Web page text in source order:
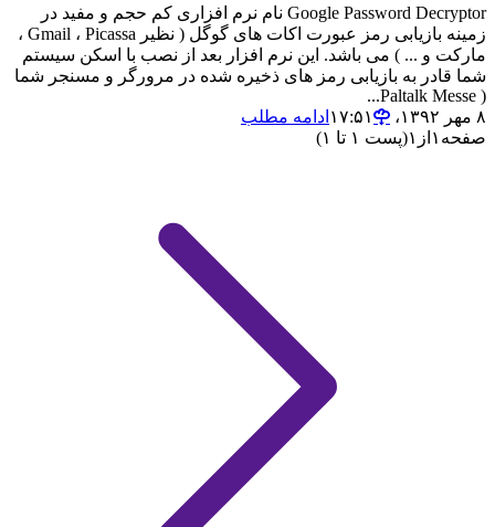
Google Password Decryptor نام نرم افزاری کم حجم و مفید در
زمینه بازیابی رمز عبورت اکات های گوگل ( نظیر Gmail ، Picassa ،
مارکت و ... ) می باشد. این نرم افزار بعد از نصب با اسکن سیستم
شما قادر به بازیابی رمز های ذخیره شده در مرورگر و مسنجر شما
( Paltalk Messe...
۸ مهر ۱۳۹۲،‏ ۱۷:۵۱
ادامه مطلب
صفحه ۱ از ۱(پست ۱ تا ۱)